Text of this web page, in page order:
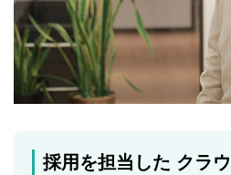
採用を担当した クラ